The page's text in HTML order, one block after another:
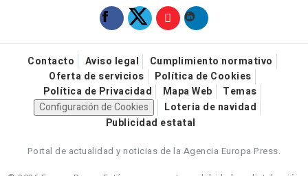
Contacto Aviso legal
Cumplimiento normativo
Oferta de servicios
Política de Cookies
Política de Privacidad
Mapa Web
Temas
Configuración de Cookies
Loteria de navidad
Publicidad estatal
Portal de actualidad y noticias de la Agencia Europa Press.